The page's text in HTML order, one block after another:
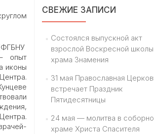
опыт
иконы
СВЕЖИЕ ЗАПИСИ
Состоялся выпускной акт
взрослой Воскресной школы
храма Знамения
31 мая Православная
встречает Праздник
Пятидесятницы
24 мая — молитва в
храме Христа Спасителя